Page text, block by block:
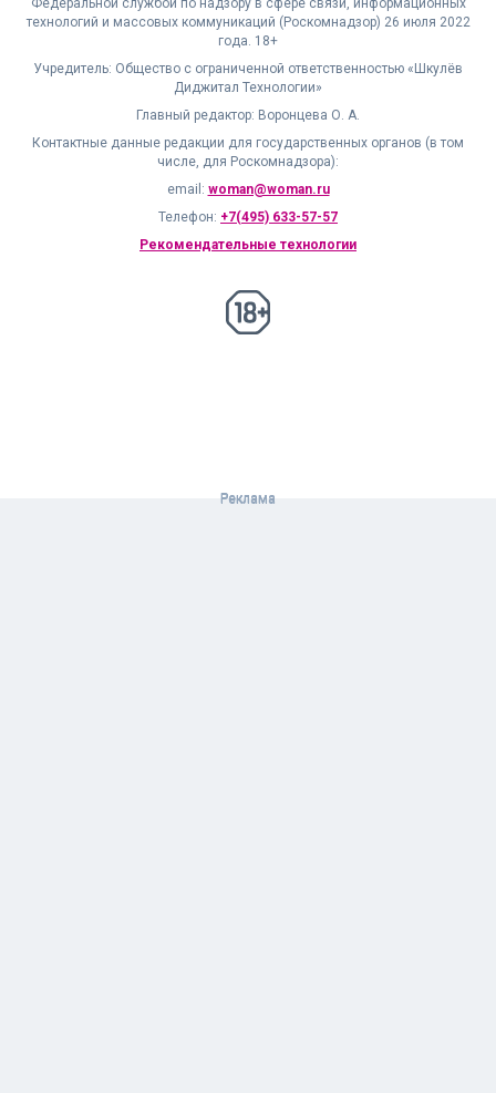
Федеральной службой по надзору в сфере связи, информационных
технологий и массовых коммуникаций (Роскомнадзор) 26 июля 2022
года. 18+
Учредитель: Общество с ограниченной ответственностью «Шкулёв
Диджитал Технологии»
Главный редактор: Воронцева О. А.
Контактные данные редакции для государственных органов (в том
числе, для Роскомнадзора):
email: woman@woman.ru
Телефон: +7(495) 633-57-57
Рекомендательные технологии
18+